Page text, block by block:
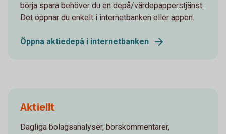
börja spara behöver du en depå/värdepapperstjänst.
Det öppnar du enkelt i internetbanken eller appen.
Öppna aktiedepå i internetbanken
Aktiellt
Dagliga bolagsanalyser, börskommentarer,